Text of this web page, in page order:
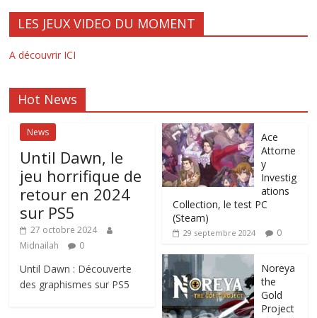
LES JEUX VIDEO DU MOMENT
A découvrir ICI
Hot News
News
Until Dawn, le
jeu horrifique de
retour en 2024
sur PS5
27 octobre 2024
Midnailah
0
Until Dawn : Découverte
des graphismes sur PS5
Ace
Attorne
y
Investig
ations
Collection, le test PC
(Steam)
29 septembre 2024 0
Noreya
the
Gold
Project